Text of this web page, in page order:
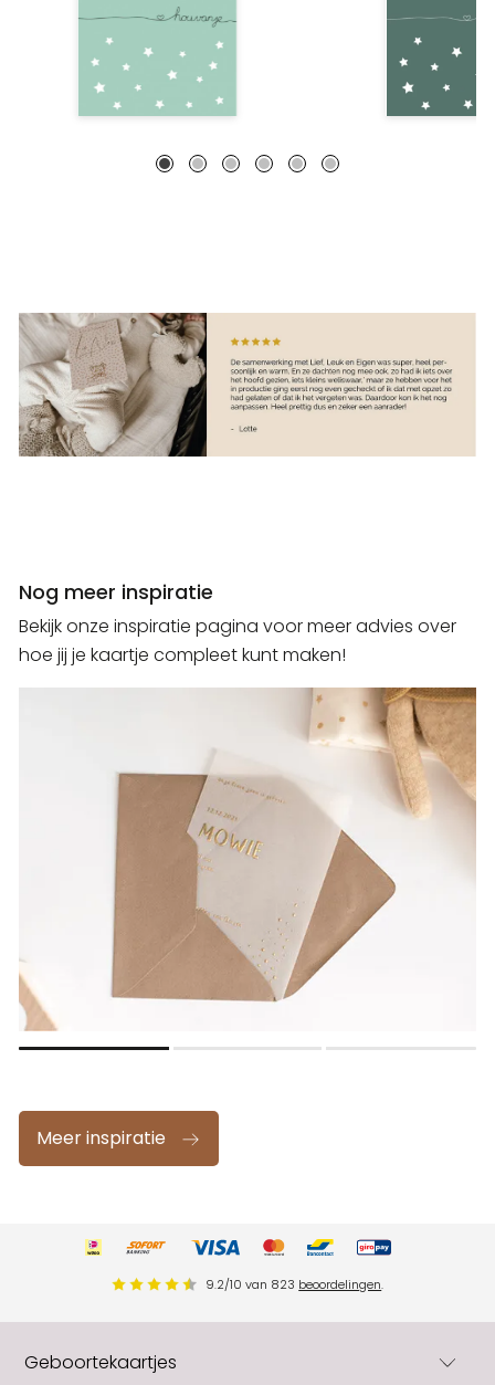
Nog meer inspiratie
Bekijk onze inspiratie pagina voor meer advies over
hoe jij je kaartje compleet kunt maken!
Meer inspiratie
9.2/10 van 823 beoordelingen.
Geboortekaartjes